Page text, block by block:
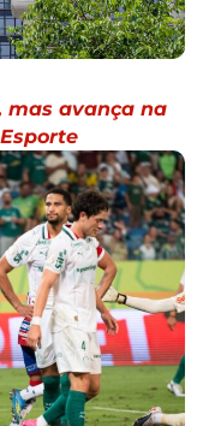
mas avança na